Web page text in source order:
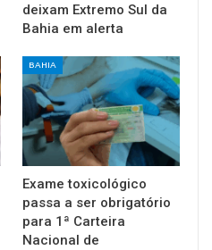
deixam Extremo Sul da
Bahia em alerta
BAHIA
Exame toxicológico
passa a ser obrigatório
para 1ª Carteira
Nacional de